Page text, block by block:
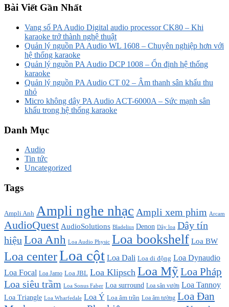
Bài Viết Gần Nhất
Vang số PA Audio Digital audio processor CK80 – Khi
karaoke trở thành nghệ thuật
Quản lý nguồn PA Audio WL 1608 – Chuyên nghiệp hơn với
hệ thống karaoke
Quản lý nguồn PA Audio DCP 1008 – Ổn định hệ thống
karaoke
Quản lý nguồn PA Audio CT 02 – Âm thanh sân khấu thu
nhỏ
Micro không dây PA Audio ACT-6000A – Sức mạnh sân
khấu trong hệ thống karaoke
Danh Mục
Audio
Tin tức
Uncategorized
Tags
Ampli Anh Ampli nghe nhạc Ampli xem phim Arcam
AudioQuest AudioSolutions Bladelius Denon Dây loa Dây tín
hiệu Loa Anh Loa Audio Physic Loa bookshelf Loa BW
Loa centerLoa cột Loa Dali Loa di động Loa Dynaudio
Loa Focal Loa Jamo Loa JBL Loa Klipsch Loa MỹLoa Pháp
Loa siêu trầm Loa Sonus Faber Loa surround Loa sân vườn Loa Tannoy
Loa Triangle Loa Wharfedale Loa Ý Loa âm trần Loa âm tường Loa Đan